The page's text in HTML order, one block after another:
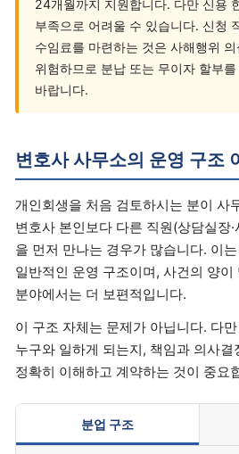
24개월까지 지원합니다. 다만 신용
부족으로 어려울 수 있습니다. 신청
수임료를 마련하는 것은 사해행위
위험하므로 분납 또는 무이자 할부
바랍니다.
변호사 사무소의 운영 구조
개인회생을 처음 검토하시는 분이 사
변호사 본인보다 다른 직원(상담실장
을 먼저 만나는 경우가 많습니다. 이
일반적인 운영 구조이며, 사건의 양이
분야에서는 더 보편적입니다.
이 구조 자체는 문제가 아닙니다. 다
누구와 일하게 되는지, 책임과 의사결
정확히 이해하고 계약하는 것이 중요
분업 구조